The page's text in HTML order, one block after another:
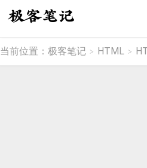
当前位置： 极客笔记 > HTML >